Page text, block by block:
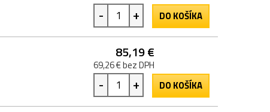
- + DO KOŠÍKA
85,19 €
69,26 € bez DPH
- + DO KOŠÍKA